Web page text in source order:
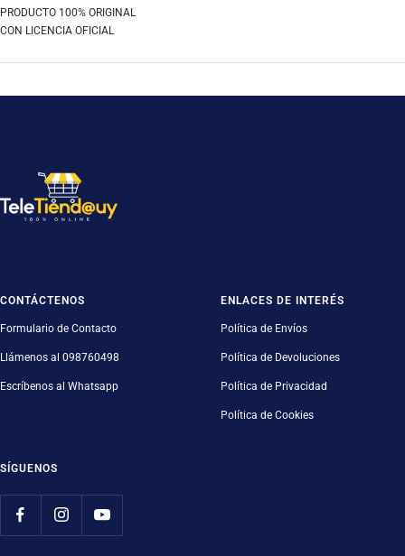
PRODUCTO 100% ORIGINAL
CON LICENCIA OFICIAL
CONTÁCTENOS
Formulario de Contacto
Llámenos al 098760498
Escríbenos al Whatsapp
ENLACES DE INTERÉS
Política de Envíos
Política de Devoluciones
Política de Privacidad
Política de Cookies
SÍGUENOS